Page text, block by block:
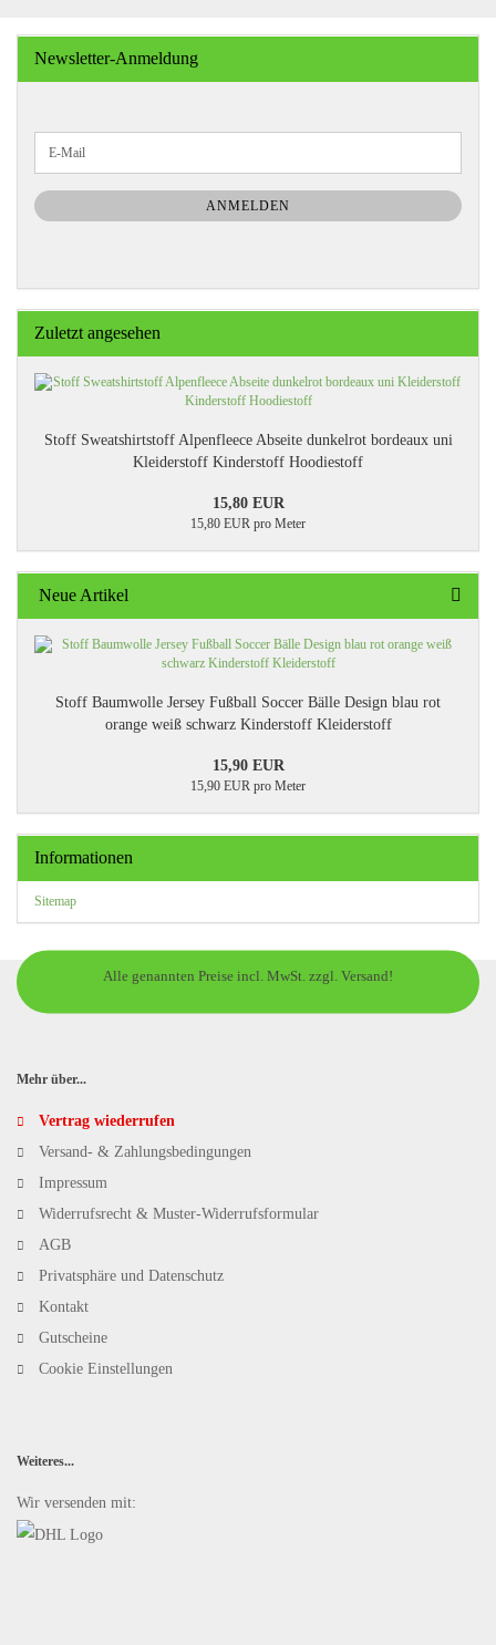
Newsletter-Anmeldung
ZUR
NEWSLETTER-
ANMELDUNG
E-
Mail
ANMELDEN
Zuletzt angesehen
Stoff Sweatshirtstoff Alpenfleece Abseite dunkelrot bordeaux uni
Kleiderstoff Kinderstoff Hoodiestoff
15,80 EUR
15,80 EUR pro Meter
Neue Artikel
Stoff Baumwolle Jersey Fußball Soccer Bälle Design blau rot
orange weiß schwarz Kinderstoff Kleiderstoff
15,90 EUR
15,90 EUR pro Meter
Informationen
Sitemap
Alle genannten Preise incl. MwSt. zzgl. Versand!
Mehr über...
Vertrag wiederrufen
Versand- & Zahlungsbedingungen
Impressum
Widerrufsrecht & Muster-Widerrufsformular
AGB
Privatsphäre und Datenschutz
Kontakt
Gutscheine
Cookie Einstellungen
Weiteres...
Wir versenden mit: